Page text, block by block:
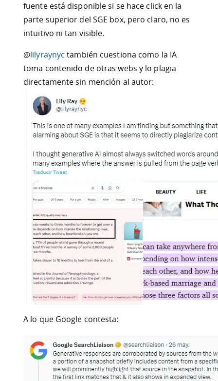
fuente está disponible si se hace click en la
parte superior del SGE box, pero claro, no es
intuitivo ni tan visible.
@lilyraynyc también cuestiona como la IA
toma contenido de otras webs y lo plagia
directamente sin mención al autor:
A lo que Google contesta: